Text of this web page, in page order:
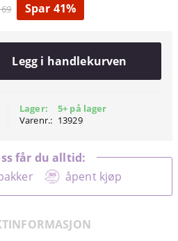
Spar 41%
Legg i handlekurven
Lager:
Varenr.:
5+ på lager
13929
åpent kjøp
får du alltid: